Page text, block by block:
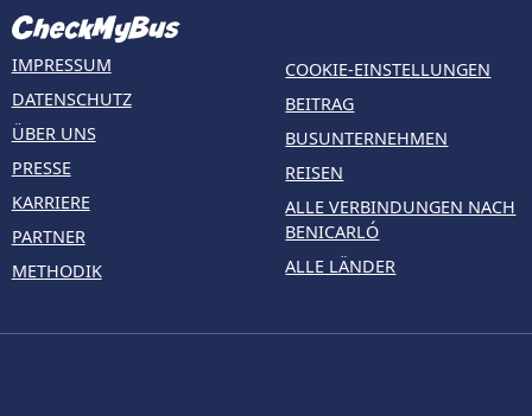
IMPRESSUM
DATENSCHUTZ
ÜBER UNS
PRESSE
KARRIERE
PARTNER
METHODIK
COOKIE-EINSTELLUNGEN
BEITRAG
BUSUNTERNEHMEN
REISEN
ALLE VERBINDUNGEN NACH
BENICARLÓ
ALLE LÄNDER